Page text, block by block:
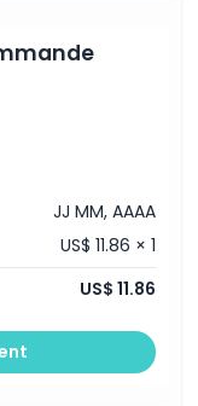
JJ MM, AAAA
US$ 11.86 × 1
US$ 11.86